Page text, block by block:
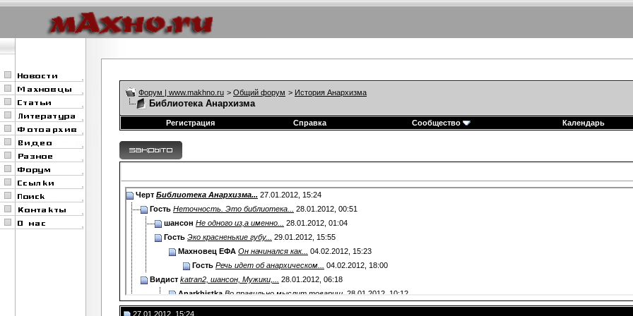
Форум | www.makhno.ru > Общий форум > История Анархизма
Библиотека Анархизма
Регистрация Справка Сообщество Календарь
Черт Библиотека Анархизма... 27.01.2012, 15:24
Гость Неточность. Это библиотека... 28.01.2012, 00:51
шансон Не одного из,а именно... 28.01.2012, 01:04
Гость Эко красненькие губу... 29.01.2012, 15:55
Махновец ЕФА Он начинался как... 04.02.2012, 15:23
Гость Речь идет об анархическом... 04.02.2012, 18:00
Видист katran2, шансон, Мужики,... 28.01.2012, 06:18
Anarkhistka Во,правильно мыслит товарищ. 28.01.2012, 10:12
шансон Насчет объединения -...28.01.2012,16:14
27.01.2012, 15:24